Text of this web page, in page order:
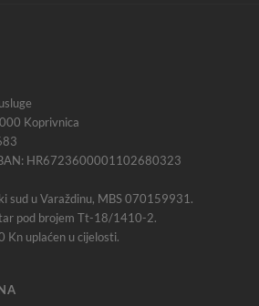
Koprivnica
HR6723600001102680323
sud u Varaždinu, MBS 070159931.
pod brojem Tt-18/1410-2.
uplaćen u cijelosti.